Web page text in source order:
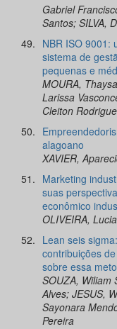
Gabriel
Santos; SILVA,
49. NBR ISO 9001:
sistema de
pequenas e
MOURA,
Larissa
Cleiton
50.
alagoano
XAVIER,
51. Marketing
suas
econômico
OLIVEIRA,
52. Lean seis
contribuições
sobre essa
SOUZA, Wiliam
Alves; JESUS,
Sayonara
Pereira